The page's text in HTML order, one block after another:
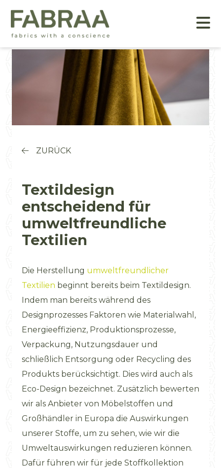
ZURÜCK
Textildesign
entscheidend für
umweltfreundliche
Textilien
Die Herstellung umweltfreundlicher
Textilien beginnt bereits beim Textildesign.
Indem man bereits während des
Designprozesses Faktoren wie Materialwahl,
Energieeffizienz, Produktionsprozesse,
Verpackung, Nutzungsdauer und
schließlich Entsorgung oder Recycling des
Produkts berücksichtigt. Dies wird auch als
Eco-Design bezeichnet. Zusätzlich bewerten
wir als Anbieter von Möbelstoffen und
Großhändler in Europa die Auswirkungen
unserer Stoffe, um zu sehen, wie wir die
Umweltauswirkungen reduzieren können.
Dafür führen wir für jede Stoffkollektion